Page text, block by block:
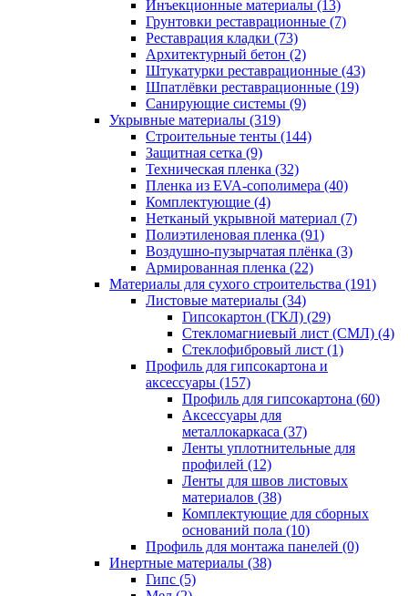
Инъекционные материалы (13)
Грунтовки реставрационные (7)
Реставрация кладки (73)
Архитектурный бетон (2)
Штукатурки реставрационные (43)
Шпатлёвки реставрационные (19)
Санирующие системы (9)
Укрывные материалы (319)
Строительные тенты (144)
Защитная сетка (9)
Техническая пленка (32)
Пленка из EVA-сополимера (40)
Комплектующие (4)
Нетканый укрывной материал (7)
Полиэтиленовая пленка (91)
Воздушно-пузырчатая плёнка (3)
Армированная пленка (22)
Материалы для сухого строительства (191)
Листовые материалы (34)
Гипсокартон (ГКЛ) (29)
Стекломагниевый лист (СМЛ) (4)
Cтеклофибровый лист (1)
Профиль для гипсокартона и
аксессуары (157)
Профиль для гипсокартона (60)
Аксессуары для
металлокаркаса (37)
Ленты уплотнительные для
профилей (12)
Ленты для швов листовых
материалов (38)
Комплектующие для сборных
оснований пола (10)
Профиль для монтажа панелей (0)
Инертные материалы (38)
Гипс (5)